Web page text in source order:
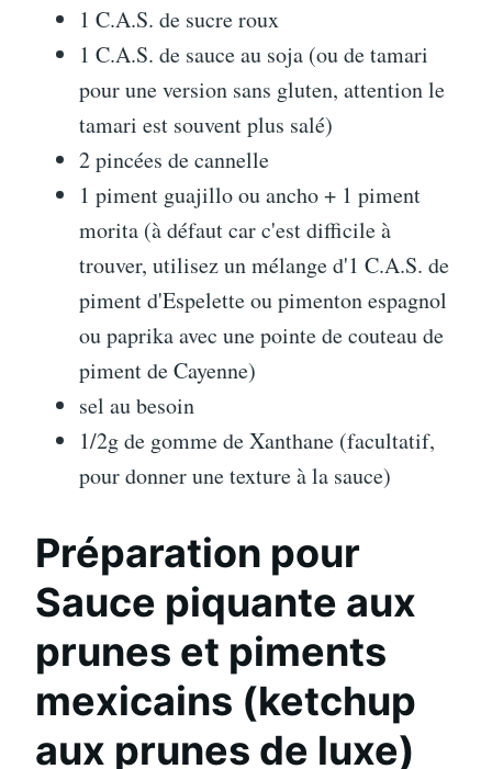
1 C.A.S. de sucre roux
1 C.A.S. de sauce au soja (ou de tamari
pour une version sans gluten, attention le
tamari est souvent plus salé)
2 pincées de cannelle
1 piment guajillo ou ancho + 1 piment
morita (à défaut car c'est difficile à
trouver, utilisez un mélange d'1 C.A.S. de
piment d'Espelette ou pimenton espagnol
ou paprika avec une pointe de couteau de
piment de Cayenne)
sel au besoin
1/2g de gomme de Xanthane (facultatif,
pour donner une texture à la sauce)
Préparation pour
Sauce piquante aux
prunes et piments
mexicains (ketchup
aux prunes de luxe)